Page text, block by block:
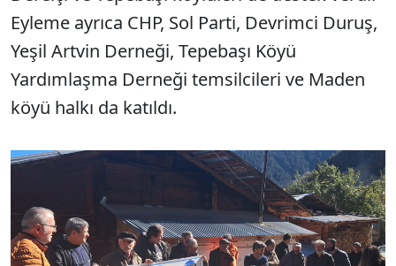
Eyleme ayrıca CHP, Sol Parti, Devrimci Duruş,
Yeşil Artvin Derneği, Tepebaşı Köyü
Yardımlaşma Derneği temsilcileri ve Maden
köyü halkı da katıldı.